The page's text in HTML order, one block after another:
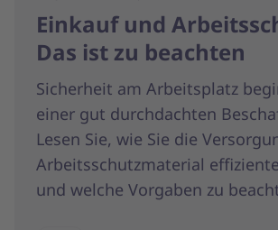
Einkauf und
Das ist zu beachten
Sicherheit am Arbeitsplatz
einer gut durchdachten
Lesen Sie, wie Sie die
Arbeitsschutzmaterial
und welche Vorgaben zu